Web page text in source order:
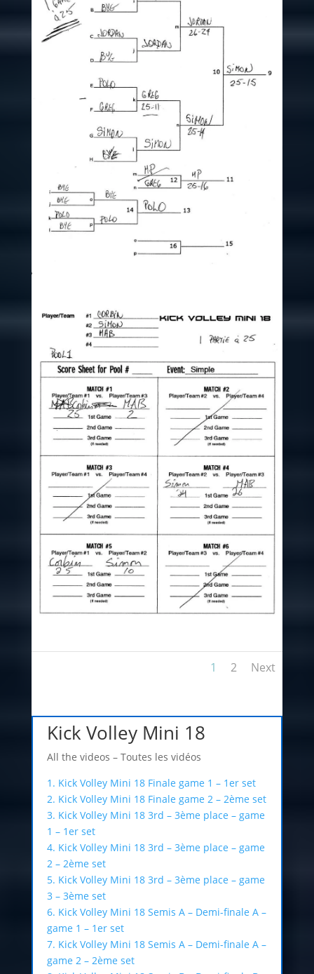
1 2 Next
Kick Volley Mini 18
All the videos – Toutes les vidéos
1. Kick Volley Mini 18 Finale game 1 – 1er set
2. Kick Volley Mini 18 Finale game 2 – 2ème set
3. Kick Volley Mini 18 3rd – 3ème place – game
1 – 1er set
4. Kick Volley Mini 18 3rd – 3ème place – game
2 – 2ème set
5. Kick Volley Mini 18 3rd – 3ème place – game
3 – 3ème set
6. Kick Volley Mini 18 Semis A – Demi-finale A –
game 1 – 1er set
7. Kick Volley Mini 18 Semis A – Demi-finale A –
game 2 – 2ème set